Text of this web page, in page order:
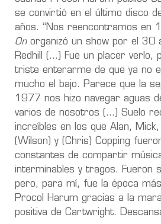
se convirtió en el último disco
años. “Nos reencontramos en
Onorganizó un show por el 30
Redhill (...) Fue un placer verlo,
triste enterarme de que ya no
mucho el bajo. Parece que la
1977 nos hizo navegar aguas
varios de nosotros (…) Suelo
increíbles en los que Alan,
(Wilson) y (Chris) Copping
constantes de compartir
interminables y tragos. Fueron
pero, para mí, fue la época
Procol Harum gracias a la
positiva de Cartwright.